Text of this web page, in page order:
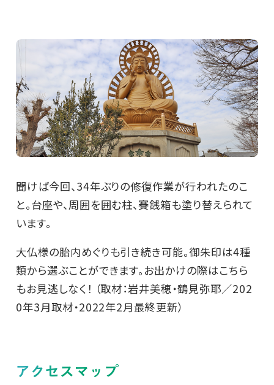
聞けば今回、34年ぶりの修復作業が行われたのこ
と。台座や、周囲を囲む柱、賽銭箱も塗り替えられて
います。
大仏様の胎内めぐりも引き続き可能。御朱印は4種
類から選ぶことができます。お出かけの際はこちら
もお見逃しなく！ （取材：岩井美穂・鶴見弥耶／202
0年3月取材・2022年2月最終更新）
アクセスマップ